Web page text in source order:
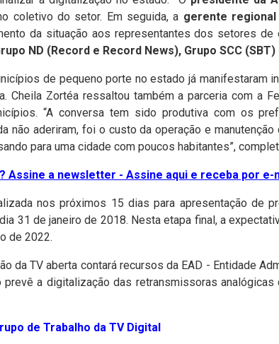
coletivo do setor. Em seguida, a gerente regional
da situação aos representantes dos setores de
ND (Record e Record News), Grupo SCC (SBT)
de pequeno porte no estado já manifestaram
Cheila Zortéa ressaltou também a parceria com a
“A conversa tem sido produtiva com os
não aderiram, foi o custo da operação e
para uma cidade com poucos habitantes”,
Assine a newsletter - Assine aqui e receba por e-
nos próximos 15 dias para apresentação de
31 de janeiro de 2018. Nesta etapa final, a
de 2022.
da TV aberta contará recursos da EAD - Entidade
prevê a digitalização das retransmissoras
de Trabalho da TV Digital